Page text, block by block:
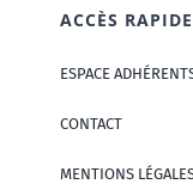
ACCÈS RAPIDE
ESPACE
CONTACT
MENTIONS